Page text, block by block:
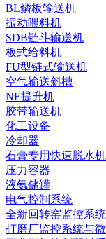
BL鳞板输送机
振动喂料机
SDB链斗输送机
板式给料机
FU型链式输送机
空气输送斜槽
NE提升机
胶带输送机
化工设备
冷却器
石膏专用快速脱水机
压力容器
液氨储罐
电气控制系统
全新回转窑监控系统
打磨厂监控系统与